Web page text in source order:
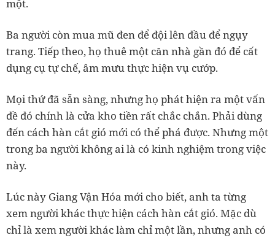
một.
Ba người còn mua mũ đen để đội lên đầu để ngụy
trang. Tiếp theo, họ thuê một căn nhà gần đó để cất
dụng cụ tự chế, âm mưu thực hiện vụ cướp.
Mọi thứ đã sẵn sàng, nhưng họ phát hiện ra một vấn
đề đó chính là cửa kho tiền rất chắc chắn. Phải dùng
đến cách hàn cắt gió mới có thể phá được. Nhưng một
trong ba người không ai là có kinh nghiệm trong việc
này.
Lúc này Giang Vận Hóa mới cho biết, anh ta từng
xem người khác thực hiện cách hàn cắt gió. Mặc dù
chỉ là xem người khác làm chỉ một lần, nhưng anh có